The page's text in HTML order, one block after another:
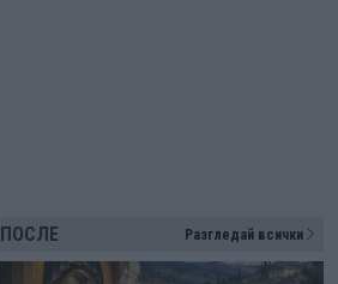
ПОСЛЕ Разгледай всички